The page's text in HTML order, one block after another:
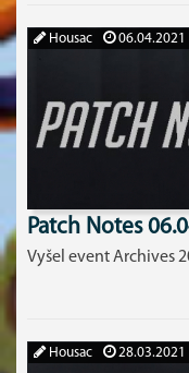
Housac 06.04.2021
Patch Notes
Vyšel event Archives
Housac 28.03.2021